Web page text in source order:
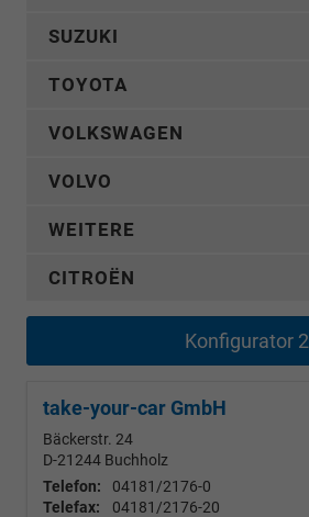
SUZUKI
TOYOTA
VOLKSWAGEN
VOLVO
WEITERE
CITROËN
Konfigurator 2
take-your-car GmbH
Bäckerstr. 24
D-21244 Buchholz
Telefon:
04181/2176-0
Telefax:
04181/2176-20